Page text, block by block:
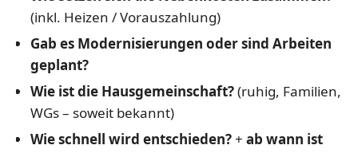
(inkl. Heizen / Vorauszahlung)
Gab es Modernisierungen oder sind Arbeiten
geplant?
Wie ist die Hausgemeinschaft?(ruhig, Familien,
WGs – soweit bekannt)
Wie schnell wird entschieden?+ ab wann ist